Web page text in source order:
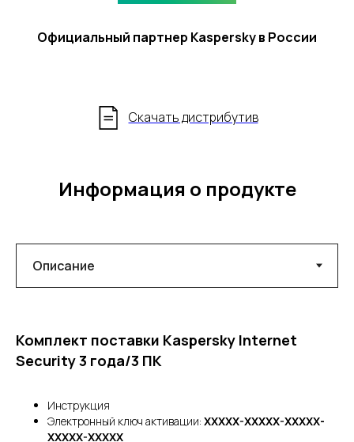
Официальный партнер Kaspersky в России
Скачать дистрибутив
Информация о продукте
Комплект поставки Kaspersky Internet
Security 3 года/3 ПК
Инструкция
Электронный ключ активации: XXXXX-XXXXX-XXXXX-
XXXXX-XXXXX